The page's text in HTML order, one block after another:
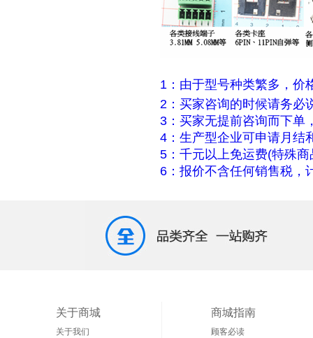
1：由于型号种类繁多，价
2：买家咨询的时候请务必
3：买家无提前咨询而下单
4：生产型企业可申请月结
5：千元以上免运费(特殊
6：报价不含任何销售税，
关于商城
关于我们
商城指南
顾客必读